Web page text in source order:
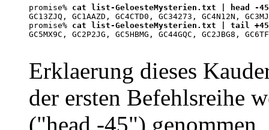
promise% cat list-GeloesteMysterien.txt |
GC13ZJQ, GC1AAZD, GC4CTD0, GC34273, GC4N12N,
promise% cat list-GeloesteMysterien.txt | tail
GC5MX9C, GC2P2JG, GC5HBMG, GC44GQC, GC2JBG8,
Erklaerung dieses
der ersten Befehlsreihe
("head -45")